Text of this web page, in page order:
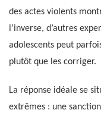
des actes violents
l’inverse, d’autres
adolescents peut
plutôt que les corriger.
La réponse idéale se
extrêmes : une